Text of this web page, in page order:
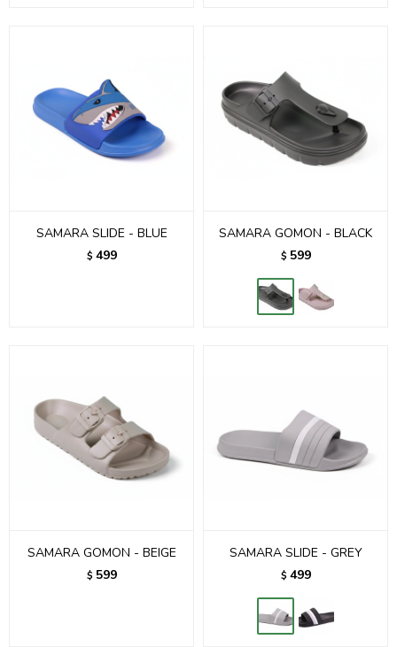
SAMARA SLIDE - BLUE
$ 499
SAMARA GOMON - BLACK
$ 599
SAMARA GOMON - BEIGE
$ 599
SAMARA SLIDE - GREY
$ 499